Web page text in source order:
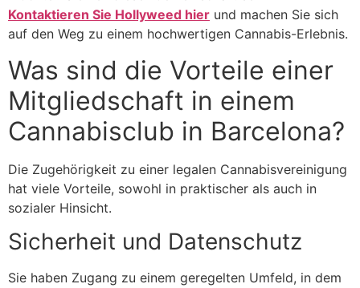
Kontaktieren Sie Hollyweed hier und machen Sie sich
auf den Weg zu einem hochwertigen Cannabis-Erlebnis.
Was sind die Vorteile einer
Mitgliedschaft in einem
Cannabisclub in Barcelona?
Die Zugehörigkeit zu einer legalen Cannabisvereinigung
hat viele Vorteile, sowohl in praktischer als auch in
sozialer Hinsicht.
Sicherheit und Datenschutz
Sie haben Zugang zu einem geregelten Umfeld, in dem